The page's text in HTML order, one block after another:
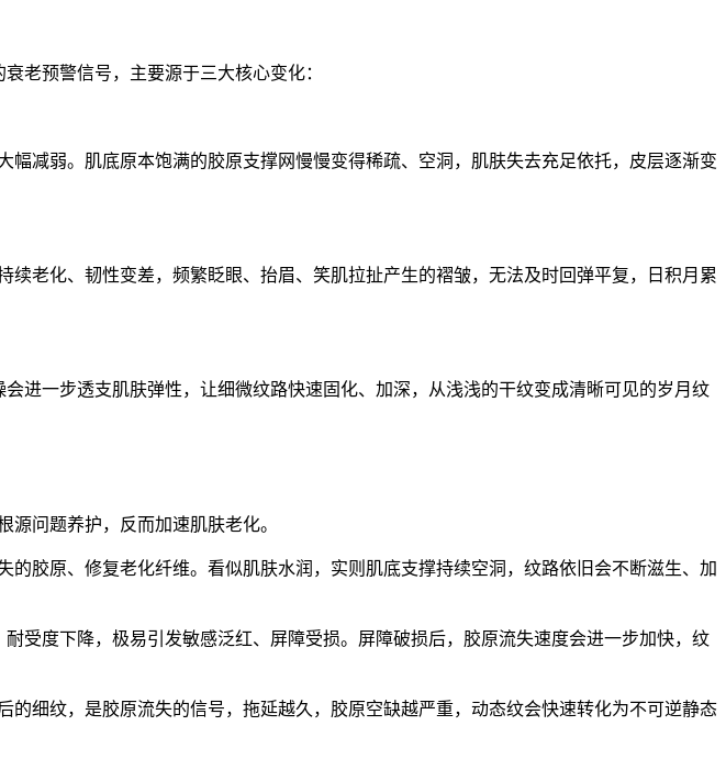
老预警信号，主要源于三大核心变化：
减弱。肌底原本饱满的胶原支撑网慢慢变得稀疏、空洞，肌肤失去充足依托，皮层逐渐变
老化、韧性变差，频繁眨眼、抬眉、笑肌拉扯产生的褶皱，无法及时回弹平复，日积月累
进一步透支肌肤弹性，让细微纹路快速固化、加深，从浅浅的干纹变成清晰可见的岁月纹
问题养护，反而加速肌肤老化。
胶原、修复老化纤维。看似肌肤水润，实则肌底支撑持续空洞，纹路依旧会不断滋生、加
受度下降，极易引发敏感泛红、屏障受损。屏障破损后，胶原流失速度会进一步加快，纹
的细纹，是胶原流失的信号，拖延越久，胶原空缺越严重，动态纹会快速转化为不可逆静态